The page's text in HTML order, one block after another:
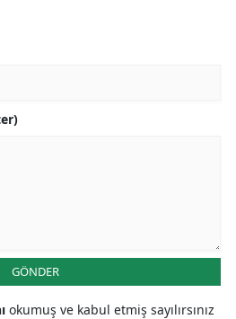
GÖNDER
okumuş ve kabul etmiş sayılırsınız